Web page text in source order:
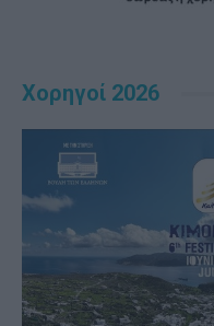
Χορηγοί 2026